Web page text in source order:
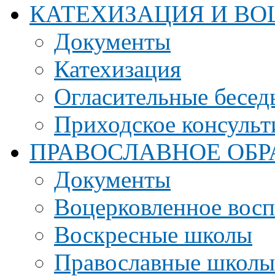
КАТЕХИЗАЦИЯ И
Документы
Катехизация
Огласительные
Приходское
ПРАВОСЛАВНОЕ
Документы
Воцерковленное
Воскресные школы
Православные